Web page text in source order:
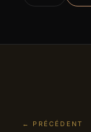
← PRÉCÉDENT